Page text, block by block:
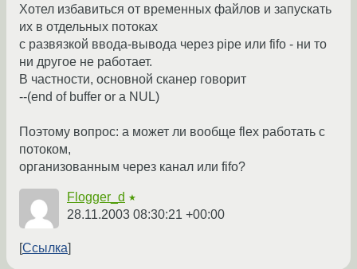
Хотел избавиться от временных файлов и запускать
их в отдельных потоках
с развязкой ввода-вывода через pipe или fifo - ни то
ни другое не работает.
В частности, основной сканер говорит
--(end of buffer or a NUL)
Поэтому вопрос: а может ли вообще flex работать с
потоком,
организованным через канал или fifo?
Flogger_d ★
28.11.2003 08:30:21 +00:00
Ссылка